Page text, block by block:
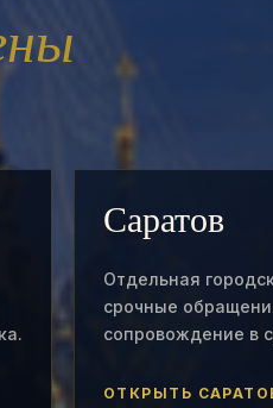
Саратов
Отдельная
срочные
сопровождение в
ОТКРЫТЬ